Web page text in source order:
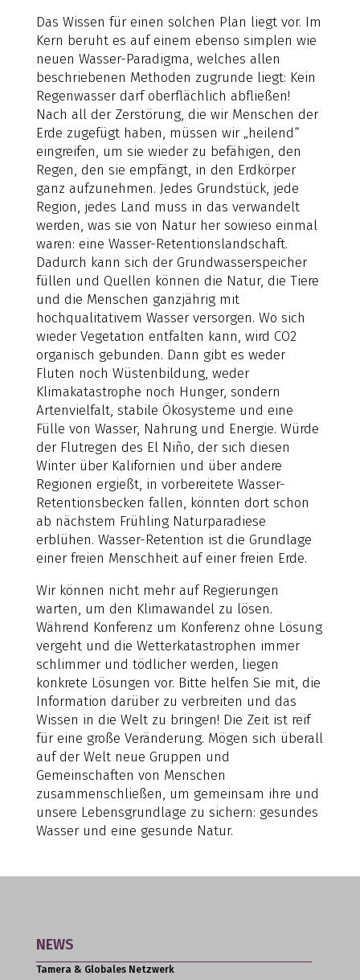
Das Wissen für einen solchen Plan liegt vor. Im
Kern beruht es auf einem ebenso simplen wie
neuen Wasser-Paradigma, welches allen
beschriebenen Methoden zugrunde liegt: Kein
Regenwasser darf oberflächlich abfließen!
Nach all der Zerstörung, die wir Menschen der
Erde zugefügt haben, müssen wir „heilend“
eingreifen, um sie wieder zu befähigen, den
Regen, den sie empfängt, in den Erdkörper
ganz aufzunehmen. Jedes Grundstück, jede
Region, jedes Land muss in das verwandelt
werden, was sie von Natur her sowieso einmal
waren: eine Wasser-Retentionslandschaft.
Dadurch kann sich der Grundwasserspeicher
füllen und Quellen können die Natur, die Tiere
und die Menschen ganzjährig mit
hochqualitativem Wasser versorgen. Wo sich
wieder Vegetation entfalten kann, wird CO2
organisch gebunden. Dann gibt es weder
Fluten noch Wüstenbildung, weder
Klimakatastrophe noch Hunger, sondern
Artenvielfalt, stabile Ökosysteme und eine
Fülle von Wasser, Nahrung und Energie. Würde
der Flutregen des El Niño, der sich diesen
Winter über Kalifornien und über andere
Regionen ergießt, in vorbereitete Wasser-
Retentionsbecken fallen, könnten dort schon
ab nächstem Frühling Naturparadiese
erblühen. Wasser-Retention ist die Grundlage
einer freien Menschheit auf einer freien Erde.
Wir können nicht mehr auf Regierungen
warten, um den Klimawandel zu lösen.
Während Konferenz um Konferenz ohne Lösung
vergeht und die Wetterkatastrophen immer
schlimmer und tödlicher werden, liegen
konkrete Lösungen vor. Bitte helfen Sie mit, die
Information darüber zu verbreiten und das
Wissen in die Welt zu bringen! Die Zeit ist reif
für eine große Veränderung. Mögen sich überall
auf der Welt neue Gruppen und
Gemeinschaften von Menschen
zusammenschließen, um gemeinsam ihre und
unsere Lebensgrundlage zu sichern: gesundes
Wasser und eine gesunde Natur.
NEWS
Tamera & Globales Netzwerk